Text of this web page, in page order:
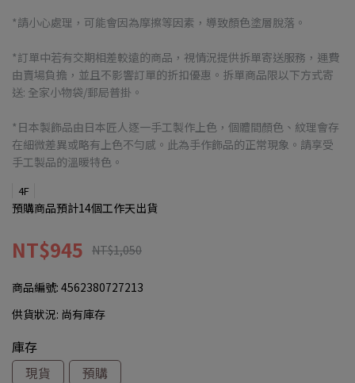
*請小心處理，可能會因為摩擦等因素，導致顏色塗層脫落。
*訂單中若有交期相差較遠的商品，視情況提供拆單寄送服務，運費
由賣場負擔，並且不影響訂單的折扣優惠。拆單商品限以下方式寄
送: 全家小物袋/郵局普掛。
*日本製飾品由日本匠人逐一手工製作上色，個體間顏色、紋理會存
在細微差異或略有上色不勻感。此為手作飾品的正常現象。請享受
手工製品的溫暖特色。
4F
預購商品預計14個工作天出貨
NT$945 NT$1,050
商品編號: 4562380727213
供貨狀況: 尚有庫存
庫存
現貨
預購